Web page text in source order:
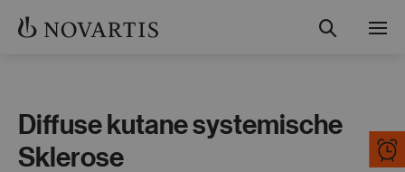
Suche
Teilnahme und Ablauf
Diffuse kutane systemische
Sklerose